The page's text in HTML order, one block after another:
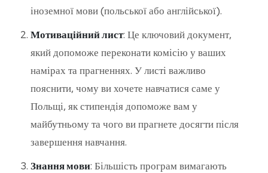
іноземної мови (польської або англійської).
Мотиваційний лист: Це ключовий документ,
який допоможе переконати комісію у ваших
намірах та прагненнях. У листі важливо
пояснити, чому ви хочете навчатися саме у
Польщі, як стипендія допоможе вам у
майбутньому та чого ви прагнете досягти після
завершення навчання.
Знання мови: Більшість програм вимагають